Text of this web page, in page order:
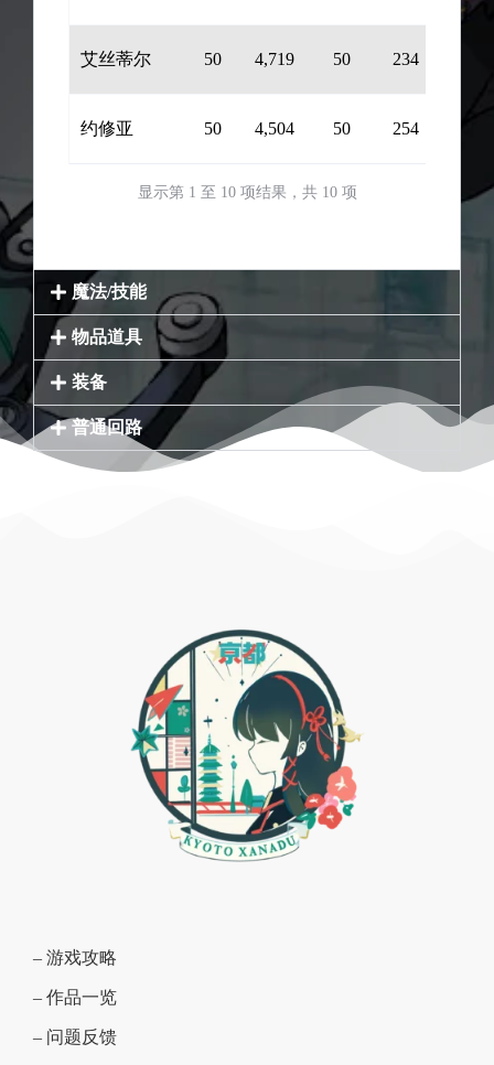
艾丝蒂尔 50 4,719 50 234
约修亚 50 4,504 50 254
显示第 1 至 10 项结果，共 10 项
魔法/技能
物品道具
装备
普通回路
– 游戏攻略
– 作品一览
– 问题反馈